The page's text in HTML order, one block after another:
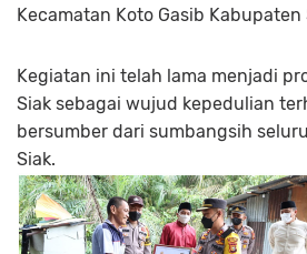
Kecamatan Koto Gasib Kabupaten
Kegiatan ini telah lama menjadi
Siak sebagai wujud kepedulian
bersumber dari sumbangsih
Siak.